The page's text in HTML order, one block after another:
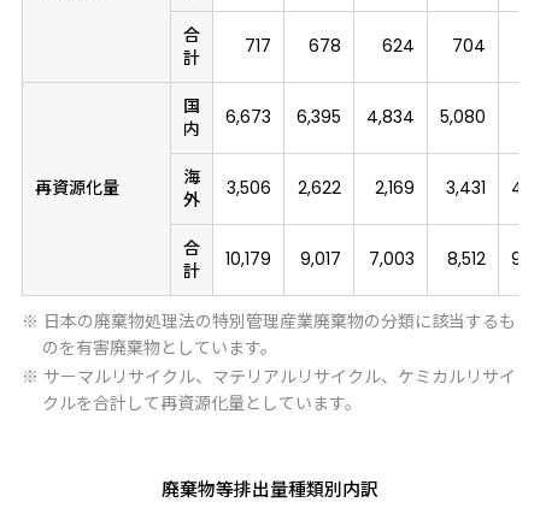
合
計
717 678 624 704
再資源化量
国
内
6,673 6,395 4,834 5,080
海
外
3,506 2,622 2,169 3,431
合
計
10,179 9,017 7,003 8,512
※ 日本の廃棄物処理法の特別管理産業廃棄物の分類に該当するも
のを有害廃棄物としています。
※ サーマルリサイクル、マテリアルリサイクル、ケミカルリサイ
クルを合計して再資源化量としています。
廃棄物等排出量種類別内訳